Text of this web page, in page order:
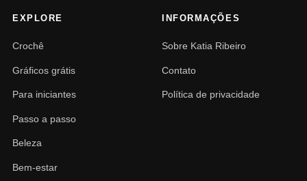
EXPLORE
Crochê
Gráficos grátis
Para iniciantes
Passo a passo
Beleza
Bem-estar
INFORMAÇÕES
Sobre Katia Ribeiro
Contato
Política de privacidade